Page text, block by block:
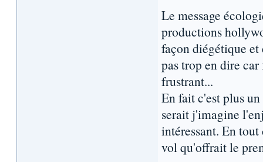
Le message
productions
façon diégétique et
pas trop en dire
frustrant...
En fait c'est plus
serait j'imagine
intéressant. En
vol qu'offrait le